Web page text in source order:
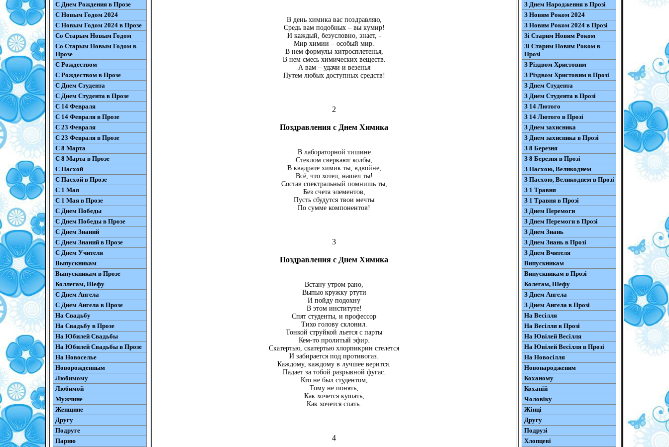
С Днем Рождения в Прозе
С Новым Годом 2024
С Новым Годом 2024 в Прозе
Со Старым Новым Годом
Со Старым Новым Годом в
Прозе
С Рождеством
С Рождеством в Прозе
С Днем Студента
С Днем Студента в Прозе
С 14 Февраля
С 14 Февраля в Прозе
С 23 Февраля
С 23 Февраля в Прозе
С 8 Марта
С 8 Марта в Прозе
С Пасхой
С Пасхой в Прозе
С 1 Мая
С 1 Мая в Прозе
С Днем Победы
С Днем Победы в Прозе
С Днем Знаний
С Днем Знаний в Прозе
С Днем Учителя
Выпускникам
Выпускникам в Прозе
Коллегам, Шефу
С Днем Ангела
С Днем Ангела в Прозе
На Свадьбу
На Свадьбу в Прозе
На Юбилей Свадьбы
На Юбилей Свадьбы в Прозе
На Новоселье
Новорожденным
Любимому
Любимой
Мужчине
Женщине
Другу
Подруге
Парню
В день химика вас поздравляю,
Средь вам подобных – вы кумир!
И каждый, безусловно, знает, -
Мир химии – особый мир.
В нем формулы-хитросплетенья,
В нем смесь химических веществ.
А вам – удачи и везенья
Путем любых доступных средств!
2
Поздравления с Днем Химика
В лабораторной тишине
Стеклом сверкают колбы,
В квадрате химик ты, вдвойне,
Всё, что хотел, нашел ты!
Состав спектральный помнишь ты,
Без счета элементов,
Пусть сбудутся твои мечты
По сумме компонентов!
3
Поздравления с Днем Химика
Встану утром рано,
Выпью кружку ртути
И пойду подохну
В этом институте!
Спят студенты, и профессор
Тихо голову склонил.
Тонкой струйкой льется с парты
Кем-то пролитый эфир.
Скатертью, скатертью хлорпикрин стелется
И забирается под противогаз.
Каждому, каждому в лучшее верится.
Падает за тобой разрывной фугас.
Кто не был студентом,
Тому не понять,
Как хочется кушать,
Как хочется спать.
4
З Днем Народження в Прозі
З Новим Роком 2024
З Новим Роком 2024 в Прозі
Зі Старим Новим Роком
Зі Старим Новим Роком в
Прозі
З Різдвом Христовим
З Різдвом Христовим в Прозі
З Днем Студента
З Днем Студента в Прозі
З 14 Лютого
З 14 Лютого в Прозі
З Днем захисника
З Днем захисника в Прозі
З 8 Березня
З 8 Березня в Прозі
З Пасхою, Великоднем
З Пасхою, Великоднем в Прозі
З 1 Травня
З 1 Травня в Прозі
З Днем Перемоги
З Днем Перемоги в Прозі
З Днем Знань
З Днем Знань в Прозі
З Днем Вчителя
Випускникам
Випускникам в Прозі
Колегам, Шефу
З Днем Ангела
З Днем Ангела в Прозі
На Весілля
На Весілля в Прозі
На Ювілей Весілля
На Ювілей Весілля в Прозі
На Новосілля
Новонародженим
Коханому
Коханій
Чоловіку
Жінці
Другу
Подрузі
Хлопцеві